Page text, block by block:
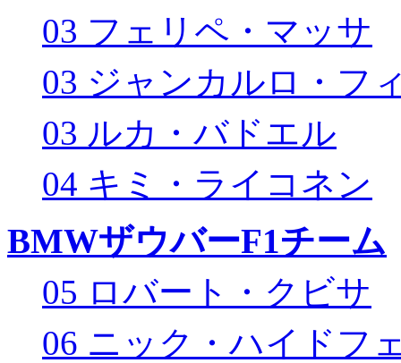
03 フェリペ・マッサ
03 ジャンカルロ・フ
03 ルカ・バドエル
04 キミ・ライコネン
BMWザウバーF1チーム
05 ロバート・クビサ
06 ニック・ハイドフ